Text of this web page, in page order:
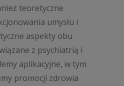
teoretyczne
umysłu i
aspekty obu
z psychiatrią i
aplikacyjne, w tym
promocji zdrowia